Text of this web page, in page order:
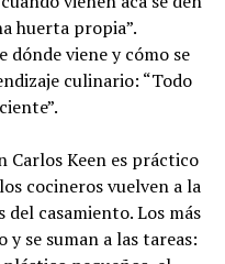
vienen acá se den
huerta propia”.
dónde viene y cómo se
culinario: “Todo
Carlos Keen es práctico
cocineros vuelven a la
casamiento. Los más
se suman a las tareas: